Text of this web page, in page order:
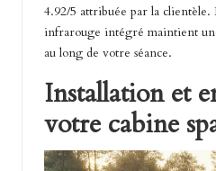
4.92/5 attribuée par la clientèle.
infrarouge intégré maintient
au long de votre séance.
Installation et
votre cabine